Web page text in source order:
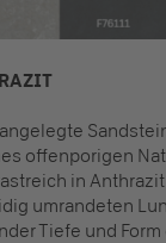
offenporigen
in
umrandeten
Tiefe und